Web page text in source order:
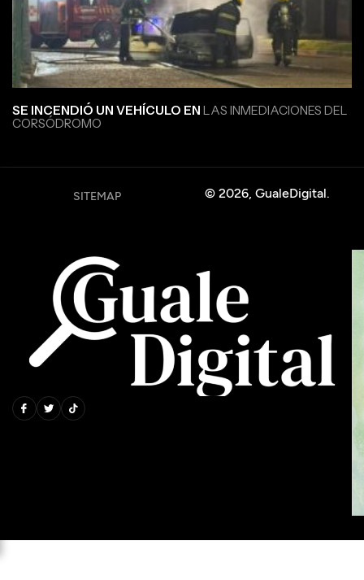
SE INCENDIÓ UN VEHÍCULO EN LAS INMEDIACIONES DEL
CORSÓDROMO
© 2026, GualeDigital.
SITEMAP